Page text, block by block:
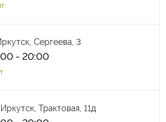
Сергеева, 3
- 20:00
Трактовая, 11д